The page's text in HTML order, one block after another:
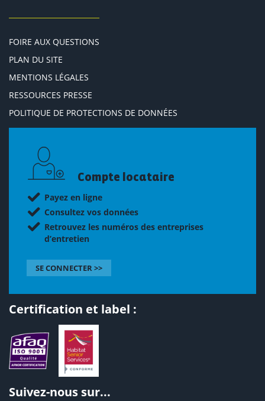
FOIRE AUX QUESTIONS
PLAN DU SITE
MENTIONS LÉGALES
RESSOURCES PRESSE
POLITIQUE DE PROTECTIONS DE DONNÉES
Compte locataire
Payez en ligne
Consultez vos données
Retrouvez les numéros des entreprises
d’entretien
SE CONNECTER >>
Certification et label :
Suivez-nous sur...